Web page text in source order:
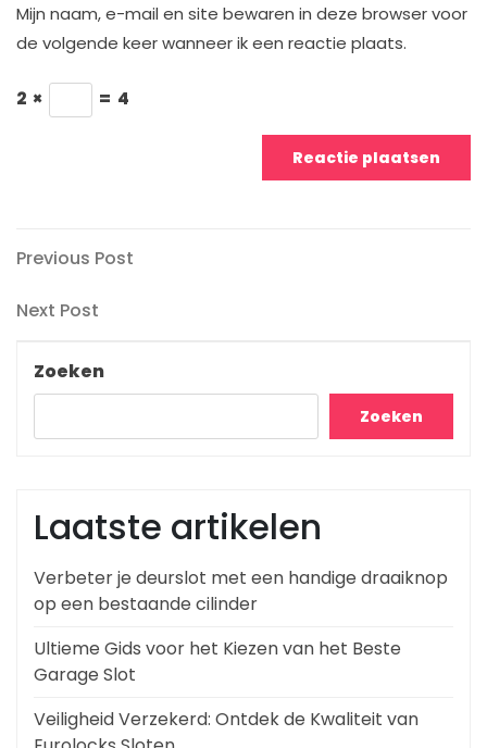
Mijn naam, e-mail en site bewaren in deze browser voor
de volgende keer wanneer ik een reactie plaats.
2 × = 4
Berichtnavigatie
Previous
Previous Post
Next
Next Post
Zoeken
Zoeken
Laatste artikelen
Verbeter je deurslot met een handige draaiknop
op een bestaande cilinder
Ultieme Gids voor het Kiezen van het Beste
Garage Slot
Veiligheid Verzekerd: Ontdek de Kwaliteit van